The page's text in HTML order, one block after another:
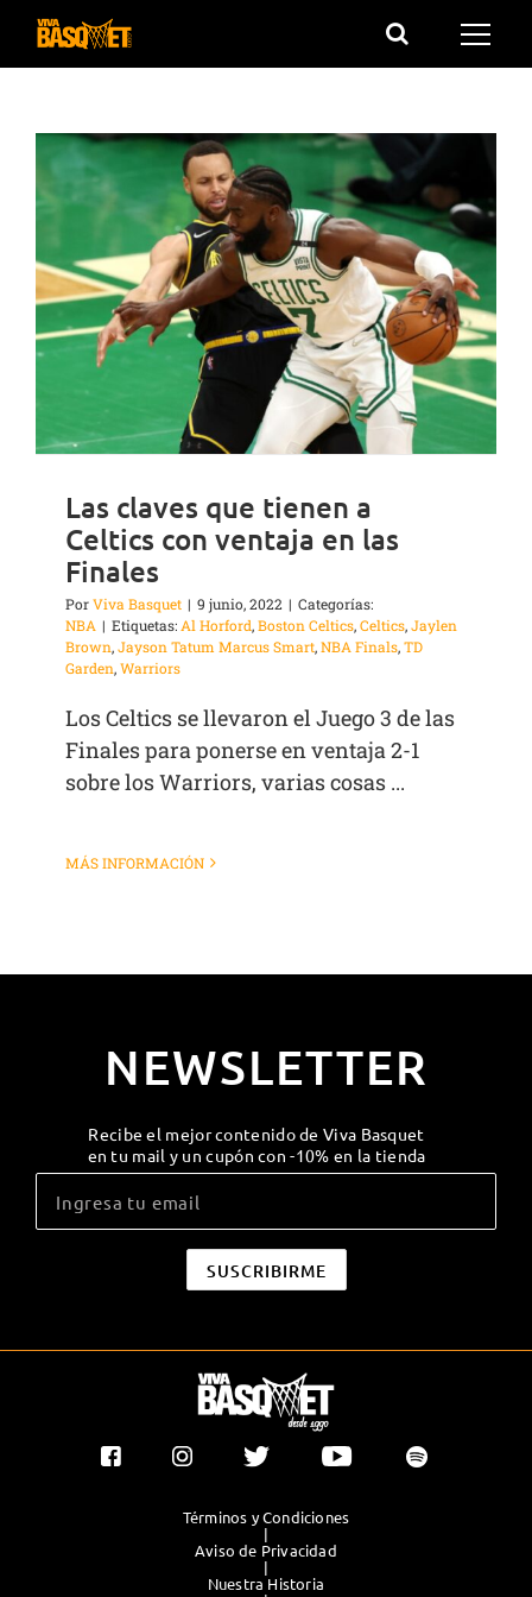
Saltar
Las claves que tienen a
Celtics con ventaja en las
Finales
PorViva Basquet | 9 junio, 2022 | Categorías:
NBA | Etiquetas: Al Horford,Boston Celtics,Celtics,Jaylen
Brown,Jayson Tatum Marcus Smart,NBA Finals,TD
Garden,Warriors
Los Celtics se llevaron el Juego 3 de las
Finales para ponerse en ventaja 2-1
sobre los Warriors, varias cosas ...
MÁS INFORMACIÓN
NEWSLETTER
Recibe el mejor contenido de Viva Basquet
en tu mail y un cupón con -10% en la tienda
Términos y Condiciones
|
Aviso de Privacidad
|
Nuestra Historia